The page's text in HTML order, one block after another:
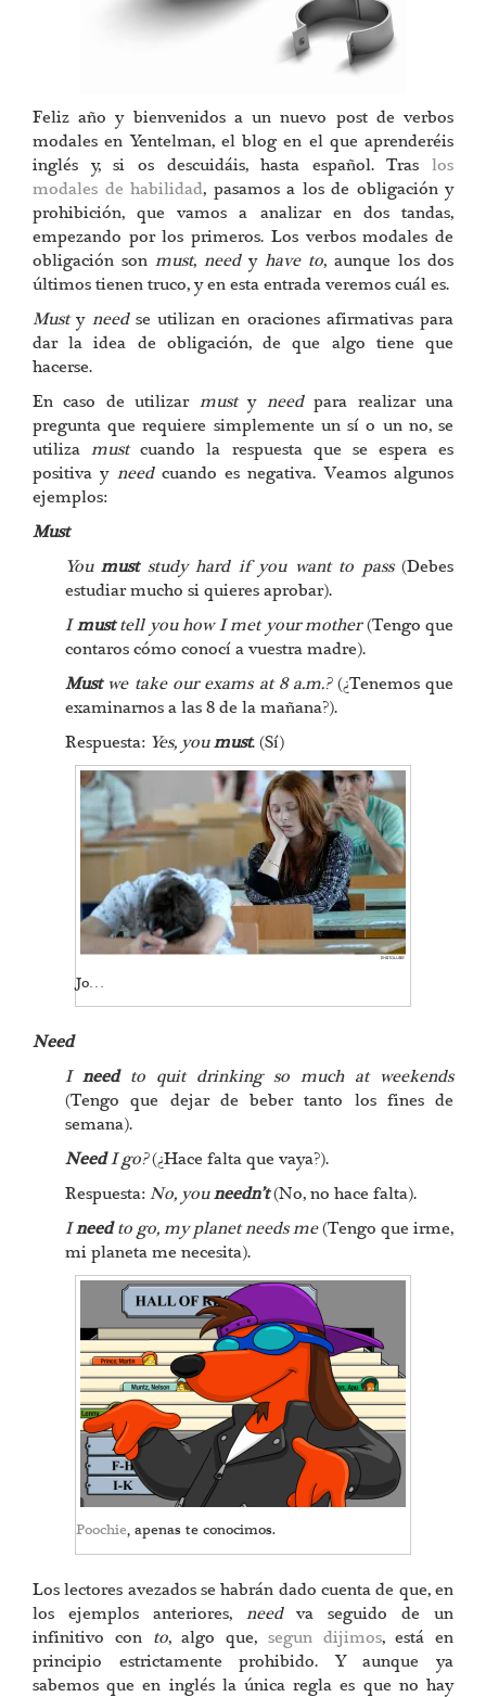
Feliz año y bienvenidos a un nuevo post de verbos
modales en Yentelman, el blog en el que aprenderéis
inglés y, si os descuidáis, hasta español. Tras los
modales de habilidad, pasamos a los de obligación y
prohibición, que vamos a analizar en dos tandas,
empezando por los primeros. Los verbos modales de
obligación son must, needy have to, aunque los dos
últimos tienen truco, y en esta entrada veremos cuál es.
Musty needse utilizan en oraciones afirmativas para
dar la idea de obligación, de que algo tiene que
hacerse.
En caso de utilizar musty needpara realizar una
pregunta que requiere simplemente un sí o un no, se
utilizamustcuando la respuesta que se espera es
positiva y needcuando es negativa. Veamos algunos
ejemplos:
Must
Youmuststudy hard if you want to pass(Debes
estudiar mucho si quieres aprobar).
Imusttell you how I met your mother(Tengo que
contaros cómo conocí a vuestra madre).
Mustwe take our exams at 8 a.m.?(¿Tenemos que
examinarnos a las 8 de la mañana?).
Respuesta: Yes, youmust. (Sí)
Jo…
Need
I needto quit drinking so much at weekends
(Tengo que dejar de beber tanto los fines de
semana).
NeedI go?(¿Hace falta que vaya?).
Respuesta:No, youneedn’t(No, no hace falta).
Ineedto go, my planet needs me(Tengo que irme,
mi planeta me necesita).
Poochie, apenas te conocimos.
Los lectores avezados se habrán dado cuenta de que, en
los ejemplos anteriores, needva seguido de un
infinitivo con to, algo que, segun dijimos, está en
principio estrictamente prohibido. Y aunque ya
sabemos que en inglés la única regla es que no hay